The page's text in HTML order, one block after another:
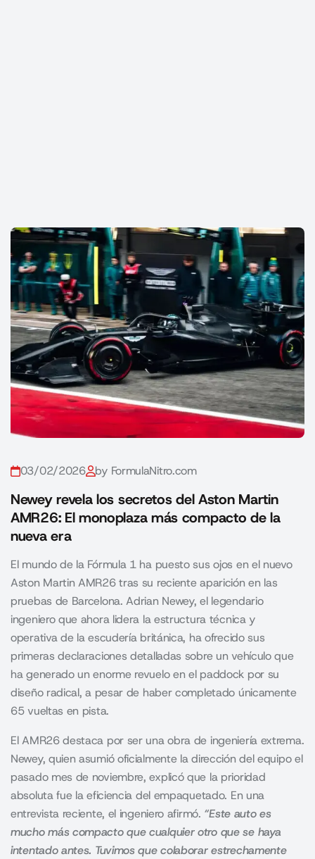
03/02/2026 by FormulaNitro.com
Newey revela los secretos del Aston Martin
AMR26: El monoplaza más compacto de la
nueva era
El mundo de la Fórmula 1 ha puesto sus ojos en el nuevo
Aston Martin AMR26 tras su reciente aparición en las
pruebas de Barcelona. Adrian Newey, el legendario
ingeniero que ahora lidera la estructura técnica y
operativa de la escudería británica, ha ofrecido sus
primeras declaraciones detalladas sobre un vehículo que
ha generado un enorme revuelo en el paddock por su
diseño radical, a pesar de haber completado únicamente
65 vueltas en pista.
El AMR26 destaca por ser una obra de ingeniería extrema.
Newey, quien asumió oficialmente la dirección del equipo el
pasado mes de noviembre, explicó que la prioridad
absoluta fue la eficiencia del empaquetado. En una
entrevista reciente, el ingeniero afirmó. “Este auto es
mucho más compacto que cualquier otro que se haya
intentado antes. Tuvimos que colaborar estrechamente